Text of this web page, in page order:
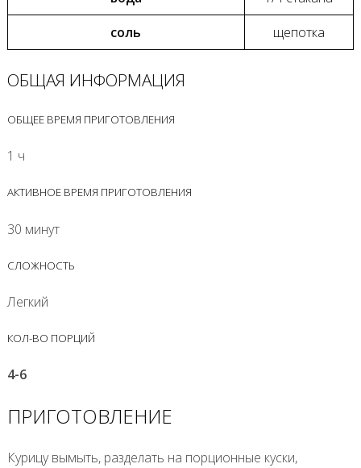
соль
щепотка
ОБЩАЯ ИНФОРМАЦИЯ
ОБЩЕЕ ВРЕМЯ ПРИГОТОВЛЕНИЯ
1 ч
АКТИВНОЕ ВРЕМЯ ПРИГОТОВЛЕНИЯ
30 минут
СЛОЖНОСТЬ
Легкий
КОЛ-ВО ПОРЦИЙ
4-6
ПРИГОТОВЛЕНИЕ
Курицу вымыть, разделать на порционные куски,